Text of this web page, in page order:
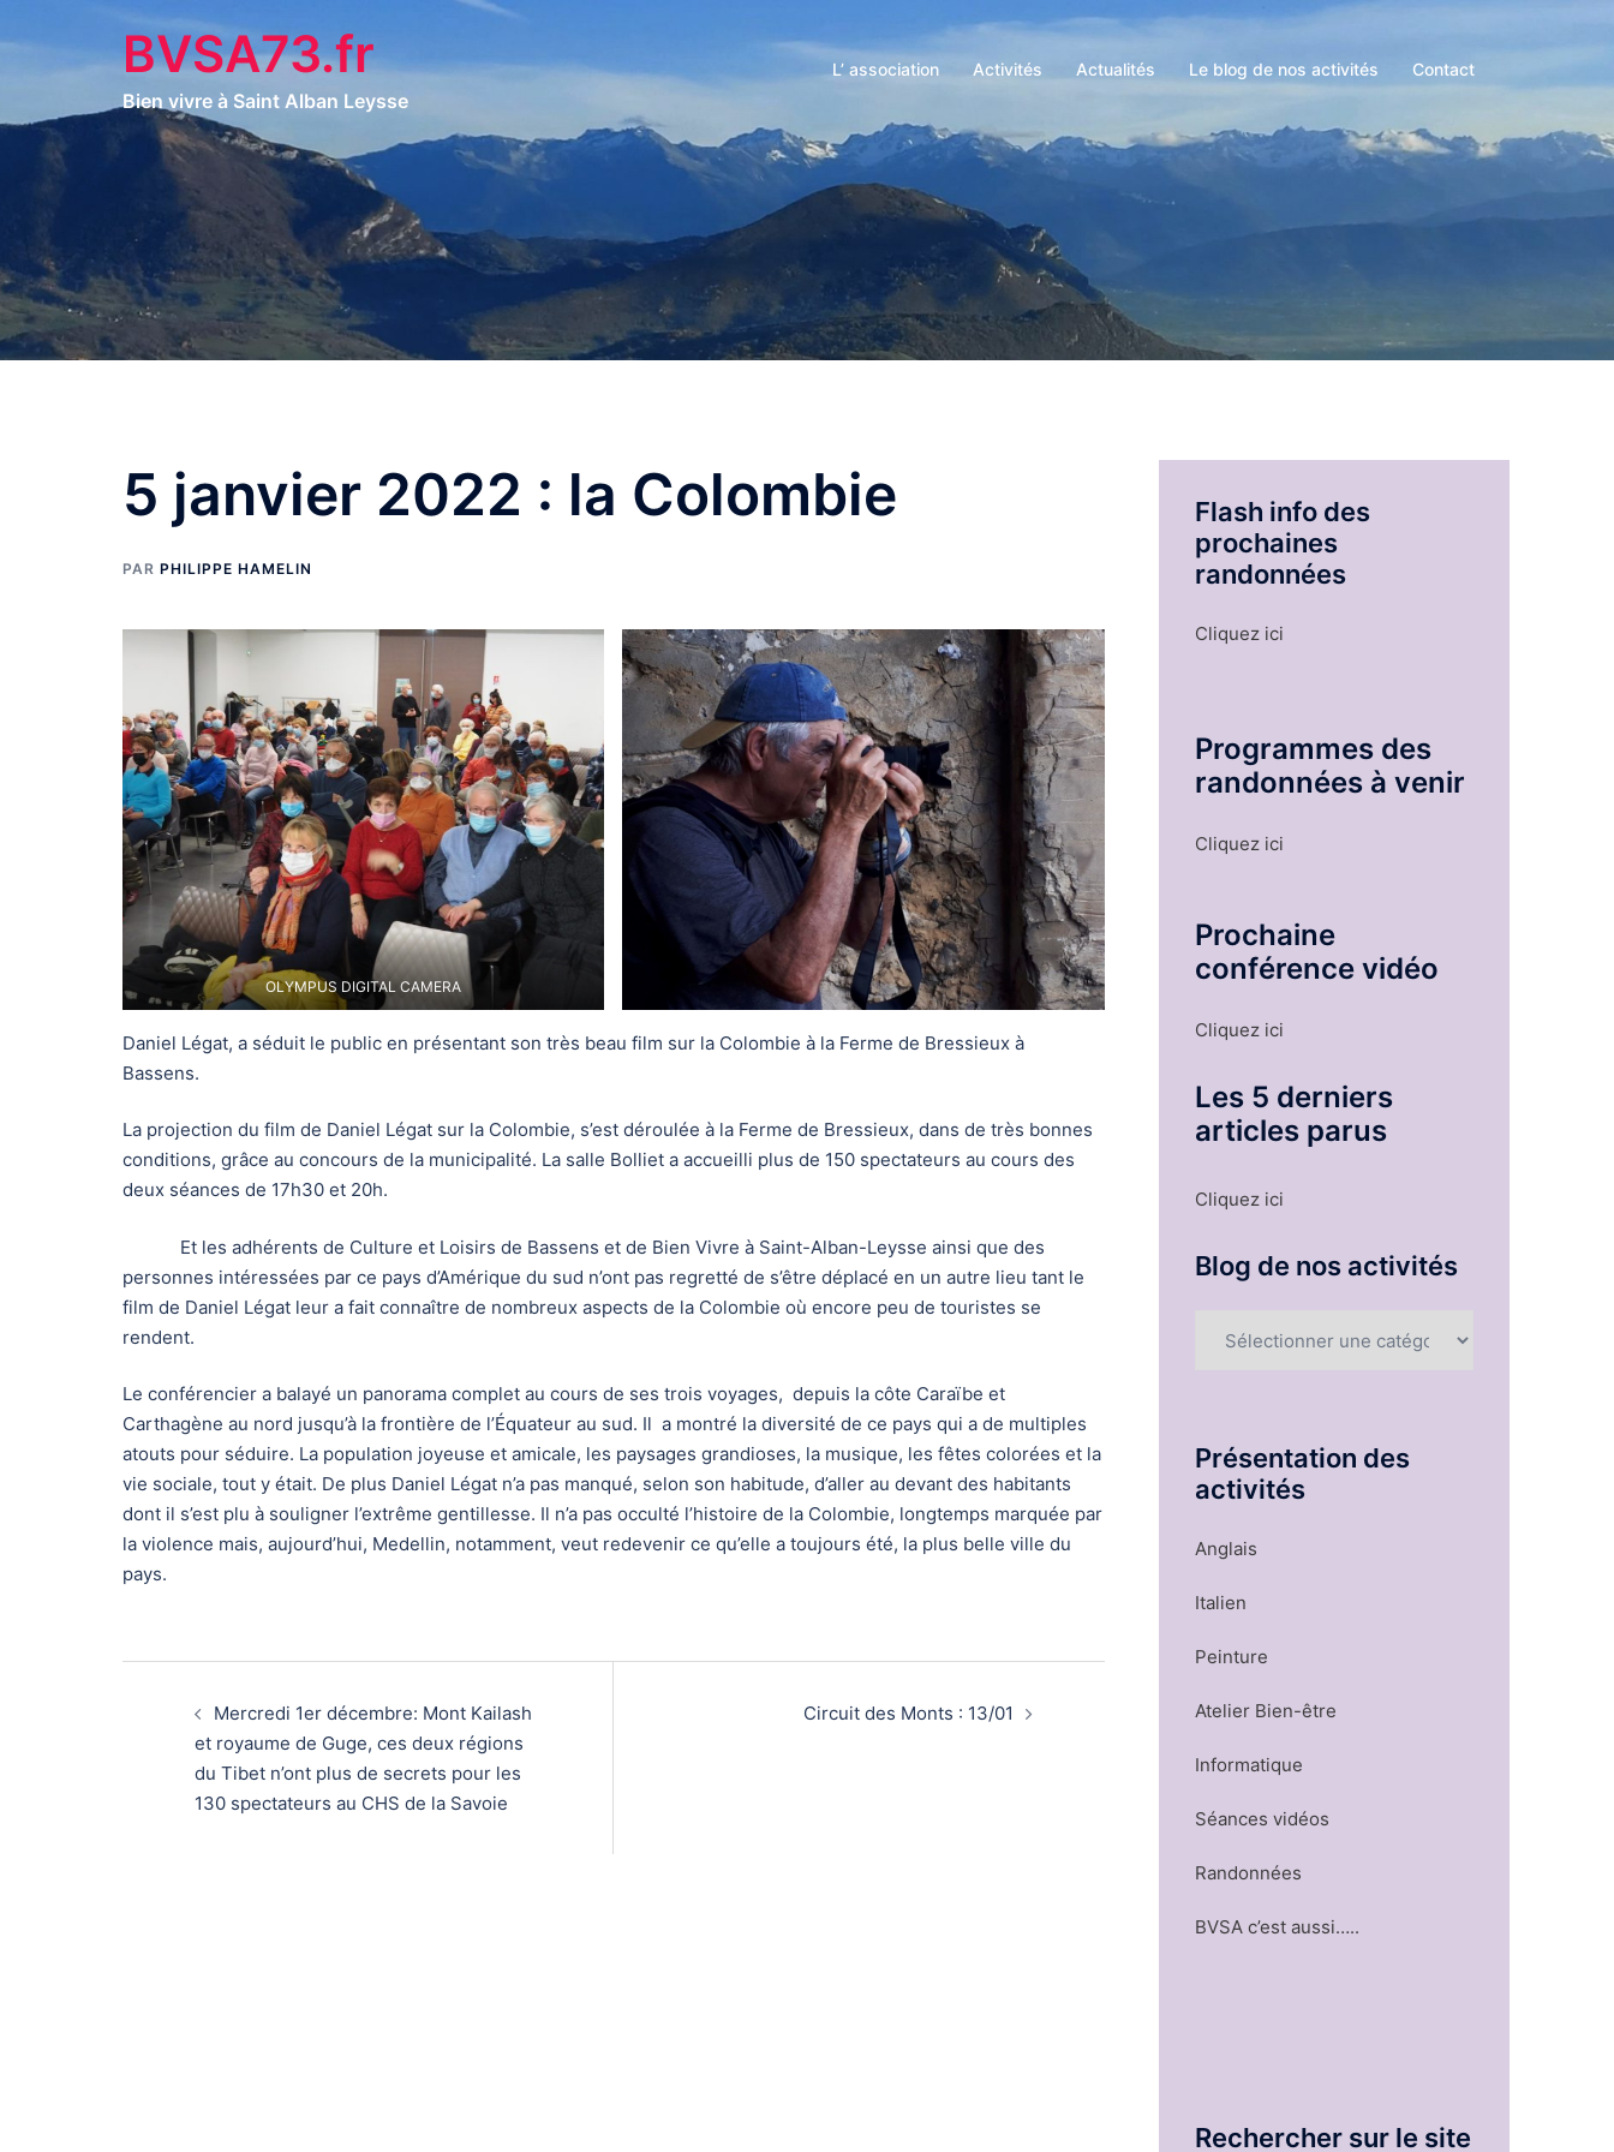
au
contenu
BVSA73.fr
Bien vivre à Saint Alban Leysse
L’ association Activités Actualités Le blog de nos activités Contact
5 janvier 2022 : la Colombie
PAR PHILIPPE HAMELIN
OLYMPUS DIGITAL CAMERA
Daniel Légat, a séduit le public en présentant son très beau film sur la Colombie à la Ferme de Bressieux à
Bassens.
La projection du film de Daniel Légat sur la Colombie, s’est déroulée à la Ferme de Bressieux, dans de très bonnes
conditions, grâce au concours de la municipalité. La salle Bolliet a accueilli plus de 150 spectateurs au cours des
deux séances de 17h30 et 20h.
Et les adhérents de Culture et Loisirs de Bassens et de Bien Vivre à Saint-Alban-Leysse ainsi que des
personnes intéressées par ce pays d’Amérique du sud n’ont pas regretté de s’être déplacé en un autre lieu tant le
film de Daniel Légat leur a fait connaître de nombreux aspects de la Colombie où encore peu de touristes se
rendent.
Le conférencier a balayé un panorama complet au cours de ses trois voyages, depuis la côte Caraïbe et
Carthagène au nord jusqu’à la frontière de l’Équateur au sud. Il a montré la diversité de ce pays qui a de multiples
atouts pour séduire. La population joyeuse et amicale, les paysages grandioses, la musique, les fêtes colorées et la
vie sociale, tout y était. De plus Daniel Légat n’a pas manqué, selon son habitude, d’aller au devant des habitants
dont il s’est plu à souligner l’extrême gentillesse. Il n’a pas occulté l’histoire de la Colombie, longtemps marquée par
la violence mais, aujourd’hui, Medellin, notamment, veut redevenir ce qu’elle a toujours été, la plus belle ville du
pays.
d’article
Mercredi 1er décembre: Mont Kailash
et royaume de Guge, ces deux régions
du Tibet n’ont plus de secrets pour les
130 spectateurs au CHS de la Savoie
Circuit des Monts : 13/01
Flash info des
prochaines
randonnées
Cliquez ici
Programmes des
randonnées à venir
Cliquez ici
Prochaine
conférence vidéo
Cliquez ici
Les 5 derniers
articles parus
Cliquez ici
Blog de nos activités
Présentation des
activités
Anglais
Italien
Peinture
Atelier Bien-être
Informatique
Séances vidéos
Randonnées
BVSA c’est aussi…..
Rechercher sur le site